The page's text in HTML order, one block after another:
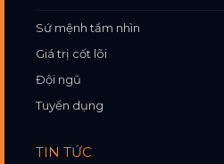
Sứ mệnh tầm nhìn
Giá trị cốt lõi
Đội ngũ
Tuyển dụng
TIN TỨC